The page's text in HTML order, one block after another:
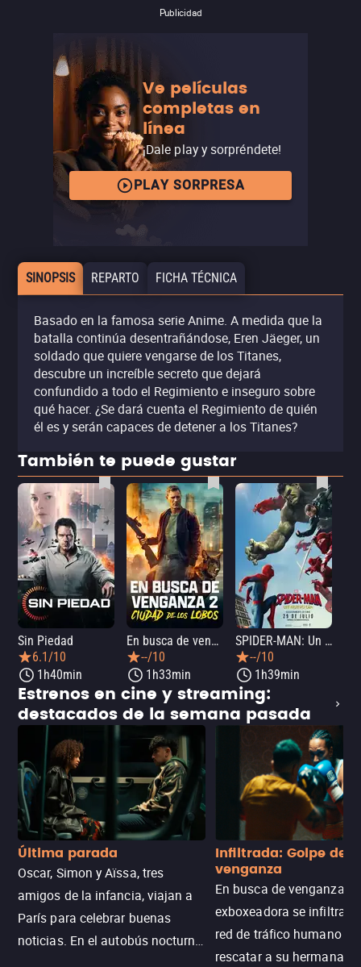
Publicidad
Ve películas
completas en
línea
¡Dale play y sorpréndete!
PLAY SORPRESA
SINOPSIS REPARTO FICHA TÉCNICA
Basado en la famosa serie Anime. A medida que la
batalla continúa desentrañándose, Eren Jäeger, un
soldado que quiere vengarse de los Titanes,
descubre un increíble secreto que dejará
confundido a todo el Regimiento e inseguro sobre
qué hacer. ¿Se dará cuenta el Regimiento de quién
él es y serán capaces de detener a los Titanes?
También te puede gustar
Sin Piedad
6.1/10
1h40min
En busca de venganza 2: Ciudad de los lobos
--/10
1h33min
SPIDER-MAN: Un nuevo día
--/10
1h39min
Estrenos en cine y streaming:
destacados de la semana pasada
Última parada
Oscar, Simon y Aïssa, tres
amigos de la infancia, viajan a
París para celebrar buenas
noticias. En el autobús nocturno
Infiltrada: Golpe de
venganza
En busca de venganza,
exboxeadora se infiltra
red de tráfico humano
rescatar a su hermana